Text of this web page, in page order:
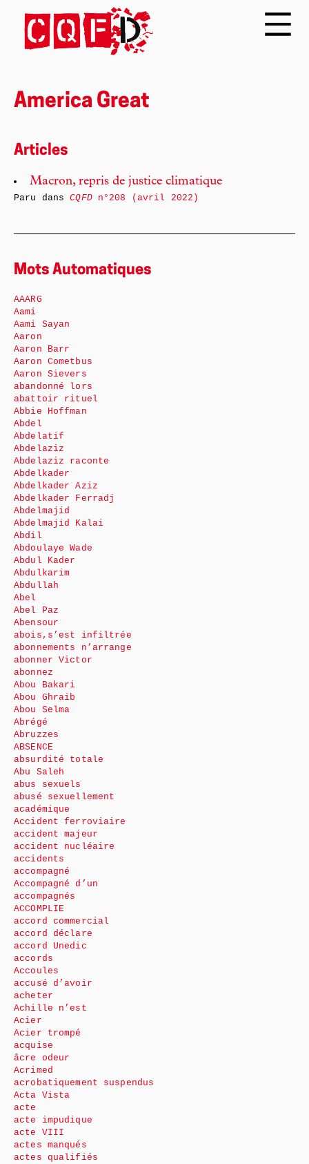
America Great
Articles
Macron, repris de justice climatique
Paru dansCQFDn°208 (avril 2022)
Mots Automatiques
AAARG
Aami
Aami Sayan
Aaron
Aaron Barr
Aaron Cometbus
Aaron Sievers
abandonné lors
abattoir rituel
Abbie Hoffman
Abdel
Abdelatif
Abdelaziz
Abdelaziz raconte
Abdelkader
Abdelkader Aziz
Abdelkader Ferradj
Abdelmajid
Abdelmajid Kalai
Abdil
Abdoulaye Wade
Abdul Kader
Abdulkarim
Abdullah
Abel
Abel Paz
Abensour
abois,s’est infiltrée
abonnements n’arrange
abonner Victor
abonnez
Abou Bakari
Abou Ghraib
Abou Selma
Abrégé
Abruzzes
ABSENCE
absurdité totale
Abu Saleh
abus sexuels
abusé sexuellement
académique
Accident ferroviaire
accident majeur
accident nucléaire
accidents
accompagné
Accompagné d’un
accompagnés
ACCOMPLIE
accord commercial
accord déclare
accord Unedic
accords
Accoules
accusé d’avoir
acheter
Achille n’est
Acier
Acier trompé
acquise
âcre odeur
Acrimed
acrobatiquement suspendus
Acta Vista
acte
acte impudique
acte VIII
actes manqués
actes qualifiés